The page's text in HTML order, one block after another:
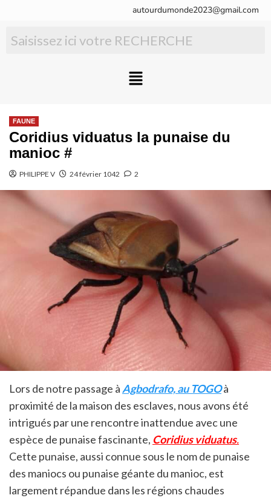
autourdumonde2023@gmail.com
FAUNE
Coridius viduatus la punaise du
manioc #
PHILIPPE V 24 février 1042 2
Lors de notre passage à Agbodrafo, au TOGOà
proximité de la maison des esclaves, nous avons été
intrigués par une rencontre inattendue avec une
espèce de punaise fascinante, Coridius viduatus.
Cette punaise, aussi connue sous le nom de punaise
des maniocs ou punaise géante du manioc, est
largement répandue dans les régions chaudes